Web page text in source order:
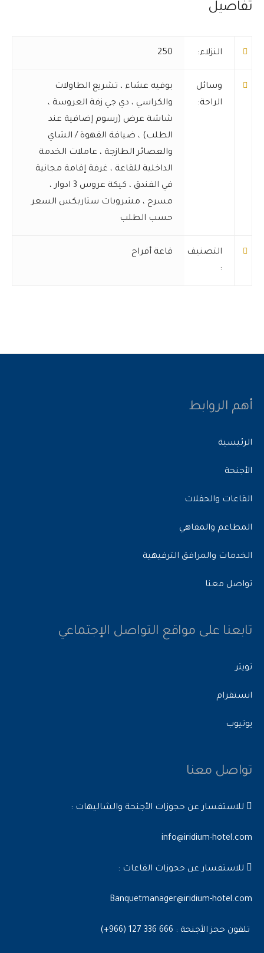
تفاصيل
النزلاء: 250
وسائل
الراحة:
بوفيه عشاء ، تشريع الطاولات
والكراسي ، دي جي زفة العروسة ،
شاشة عرض (رسوم إضافية عند
الطلب) ، ضيافة القهوة / الشاي
والعصائر الطازجة ، عاملات الخدمة
الداخلية للقاعة ، غرفة إقامة مجانية
في الفندق ، كيكة عروس 3 ادوار
،
مسرح ، مشروبات ستاربكس السعر
حسب الطلب
التصنيف
:
قاعة أفراح
أهم الروابط
الرئيسية
الأجنحة
القاعات والحفلات
المطاعم والمقاهي
الخدمات والمرافق الترفيهية
تواصل معنا
تابعنا على مواقع التواصل الإجتماعي
تويتر
انستقرام
يوتيوب
تواصل معنا
للاستفسار عن حجوزات الأجنحة والشاليهات :
info@iridium-hotel.com
للاستفسار عن حجوزات القاعات :
Banquetmanager@iridium-hotel.com
تلفون حجز الأجنحة : 666 336 127 (966+)